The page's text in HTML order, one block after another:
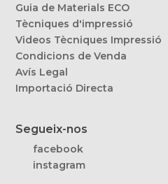
Guia de Materials ECO
Tècniques d'impressió
Videos Tècniques Impressió
Condicions de Venda
Avís Legal
Importació Directa
Segueix-nos
facebook
instagram